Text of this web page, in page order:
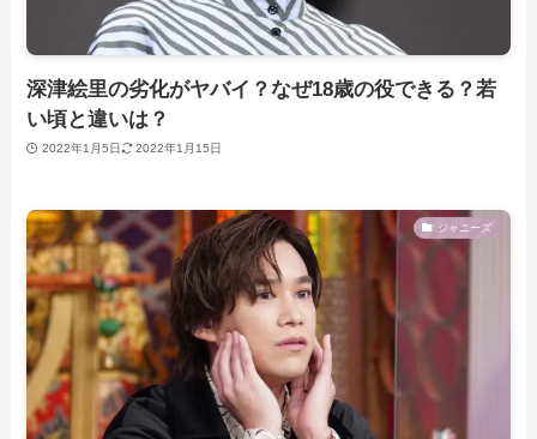
深津絵里の劣化がヤバイ？なぜ18歳の役できる？若
い頃と違いは？
2022年1月5日 2022年1月15日
ジャニーズ